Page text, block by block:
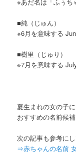
■純（じゅん）
※6月を意味する
■樹里（じゅり）
※7月を意味する
夏生まれの女の子に
おすすめの名前候補
次の記事も参考にし
⇒赤ちゃんの名前